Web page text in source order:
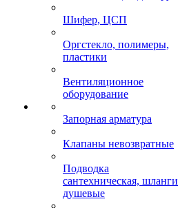
Шифер, ЦСП
Оргстекло, полимеры,
пластики
Вентиляционное
оборудование
Запорная арматура
Клапаны невозвратные
Подводка
сантехническая, шланги
душевые